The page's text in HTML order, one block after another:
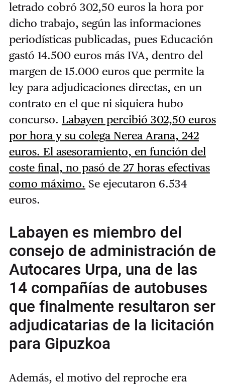
letrado cobró 302,50 euros la hora por
dicho trabajo, según las informaciones
periodísticas publicadas, pues Educación
gastó 14.500 euros más IVA, dentro del
margen de 15.000 euros que permite la
ley para adjudicaciones directas, en un
contrato en el que ni siquiera hubo
concurso. Labayen percibió 302,50 euros
por hora y su colega Nerea Arana, 242
euros. El asesoramiento, en función del
coste final, no pasó de 27 horas efectivas
como máximo. Se ejecutaron 6.534
euros.
Labayen es miembro del
consejo de administración de
Autocares Urpa, una de las
14 compañías de autobuses
que finalmente resultaron ser
adjudicatarias de la licitación
para Gipuzkoa
Además, el motivo del reproche era